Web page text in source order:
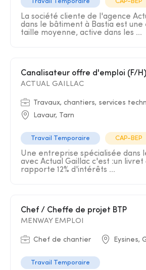
La société cliente de l'agence
dans le bâtiment à Bastia est
taille moyenne, active dans les ...
Canalisateur offre d'emploi (F/H)
ACTUAL GAILLAC
Travaux, chantiers, services
Lavaur, Tarn
Travail Temporaire CAP-BEP
Une entreprise spécialisée dans
avec Actual Gaillac c'est :un livret
rapporte 12% d'intérêts ...
Chef / Cheffe de projet BTP
MENWAY EMPLOI
Chef de chantier Eysines,
Travail Temporaire